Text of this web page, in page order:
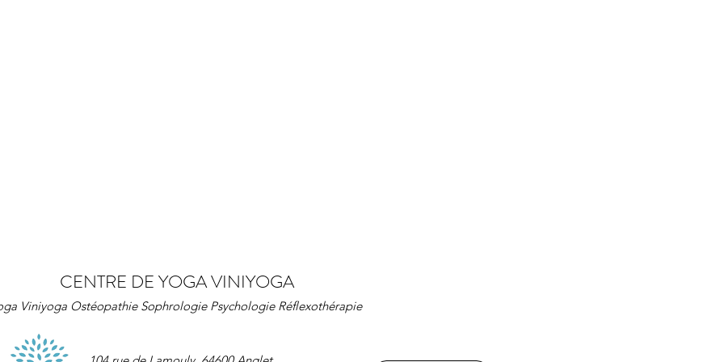
CENTRE DE YOGA VINIYOGA
Viniyoga Ostéopathie Sophrologie Psychologie Réflexothérapie